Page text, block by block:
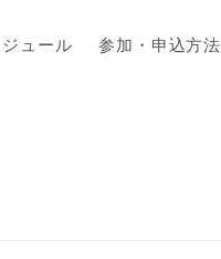
ュール 参加・申込方法